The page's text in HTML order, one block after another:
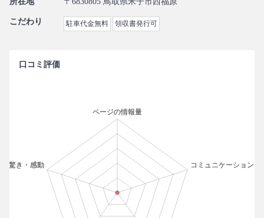
こだわり 駐車代金無料 領収書発行可
口コミ評価